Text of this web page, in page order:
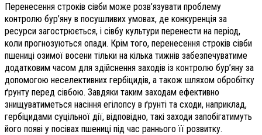
Перенесення строків сівби може розв’язувати проблему
контролю бур’яну в посушливих умовах, де конкуренція за
ресурси загострюється, і сівбу культури перенести на період,
коли прогнозуються опади. Крім того, перенесення строків сівби
пшениці озимої восени тільки на кілька тижнів забезпечуватиме
додатковим часом для здійснення заходів із контролю бур’яну за
допомогою неселективних гербіцидів, а також шляхом обробітку
ґрунту перед сівбою. Завдяки таким заходам ефективно
знищуватиметься насіння егілопсу в ґрунті та сходи, наприклад,
гербіцидами суцільної дії, відповідно, такі заходи запобігатимуть
його появі у посівах пшениці під час раннього її розвитку.